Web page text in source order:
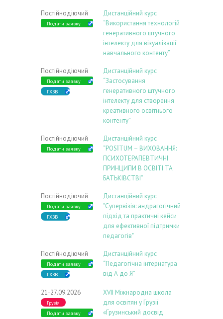
Постійнодіючий
Подати заявку
Дистанційний курс
“Використання технологій
генеративного штучного
інтелекту для візуалізації
навчального контенту”
Постійнодіючий
Подати заявку
ГХЗВ
Дистанційний курс
“Застосування
генеративного штучного
інтелекту для створення
креативного освітнього
контенту”
Постійнодіючий
Подати заявку
Дистанційний курс
“POSİTUM – ВИХОВАННЯ:
ПСИХОТЕРАПЕВТИЧНІ
ПРИНЦИПИ В ОСВІТІ ТА
БАТЬКІВСТВІ”
Постійнодіючий
Подати заявку
ГХЗВ
Дистанційний курс
"Супервізія: андрагогічний
підхід та практичні кейси
для ефективної підтримки
педагогів"
Постійнодіючий
Подати заявку
ГХЗВ
Дистанційний курс
“Педагогічна інтернатура
від А до Я”
21-27.09.2026
Грузія
Подати заявку
ХVIІ Міжнародна школа
для освітян у Грузії
«Грузинський досвід